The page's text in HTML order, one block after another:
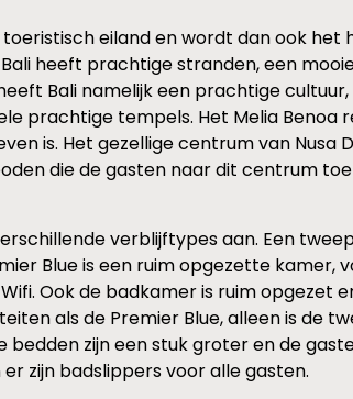
eiland en wordt dan ook
heeft prachtige stranden, een
Bali namelijk een prachtige
prachtige tempels. Het Melia Benoa
is. Het gezellige centrum van Nusa
die de gasten naar dit centrum
verblijftypes aan. Een
Blue is een ruim opgezette kamer,
Ook de badkamer is ruim opgezet
als de Premier Blue, alleen is de
zijn een stuk groter en de
zijn badslippers voor alle gasten.